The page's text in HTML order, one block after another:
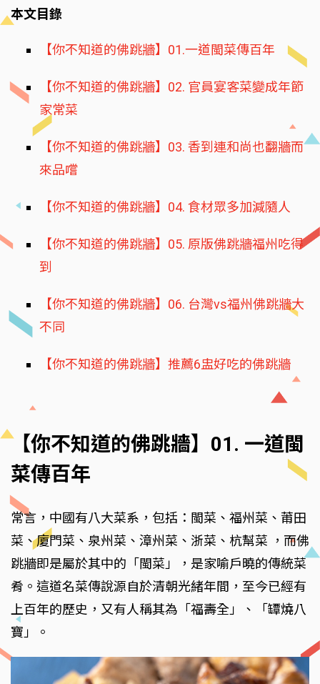
本文目錄
【你不知道的佛跳牆】01.一道閩菜傳百年
【你不知道的佛跳牆】02. 官員宴客菜變成年節
家常菜
【你不知道的佛跳牆】03. 香到連和尚也翻牆而
來品嚐
【你不知道的佛跳牆】04. 食材眾多加減隨人
【你不知道的佛跳牆】05. 原版佛跳牆福州吃得
到
【你不知道的佛跳牆】06. 台灣vs福州佛跳牆大
不同
【你不知道的佛跳牆】推薦6盅好吃的佛跳牆
【你不知道的佛跳牆】01. 一道閩
菜傳百年
常言，中國有八大菜系，包括：閩菜、福州菜、莆田
菜、廈門菜、泉州菜、漳州菜、浙菜、杭幫菜 ，而佛
跳牆即是屬於其中的「閩菜」，是家喻戶曉的傳統菜
肴。這道名菜傳說源自於清朝光緒年間，至今已經有
上百年的歷史，又有人稱其為「福壽全」、「罈燒八
寶」。